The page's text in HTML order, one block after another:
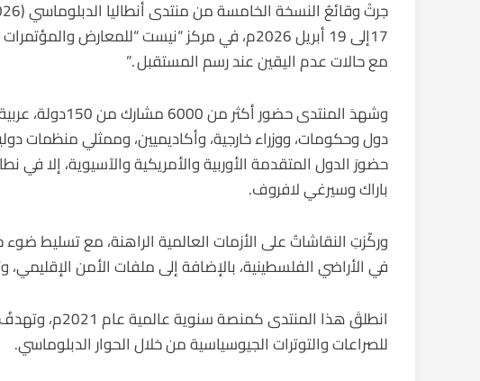
17إلى 19 أبريل 2026م، في مركز “نيست “للمعارض
مع حالات عدم اليقين عند رسم المستقبل .”
وشهدَ المنتدى
دول وحكومات، ووزراء خارجية، وأكاديميين، وممثلي منظمات
حضورَ الدول المتقدمة الأوربية والأمريكية والآسيوية، إلا
باراك وسيرغي لافروف.
وركّزتِ النقاشاتُ على الأزمات العالمية الراهنة، مع تسليط
في الأراضي الفلسطينية، بالإضافة إلى ملفات الأمن الإقليمي،
انطلقَ هذا
للصراعات والتوترات الجيوسياسية من خلال الحوار الدبلوماسي.